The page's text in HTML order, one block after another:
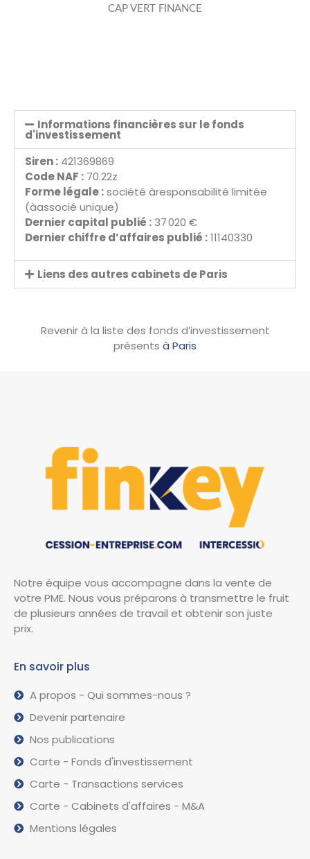
CAP VERT FINANCE
Informations financières sur le fonds
d'investissement
Siren : 421369869
Code NAF : 70.22z
Forme légale :société àresponsabilité limitée
(àassocié unique)
Dernier capital publié : 37 020 €
Dernier chiffre d’affaires publié :11140330
Liens des autres cabinets de Paris
Revenir à la liste des fonds d’investissement
présents à Paris
Notre équipe vous accompagne dans la vente de
votre PME. Nous vous préparons à transmettre le fruit
de plusieurs années de travail et obtenir son juste
prix.
En savoir plus
A propos - Qui sommes-nous ?
Devenir partenaire
Nos publications
Carte - Fonds d'investissement
Carte - Transactions services
Carte - Cabinets d'affaires - M&A
Mentions légales